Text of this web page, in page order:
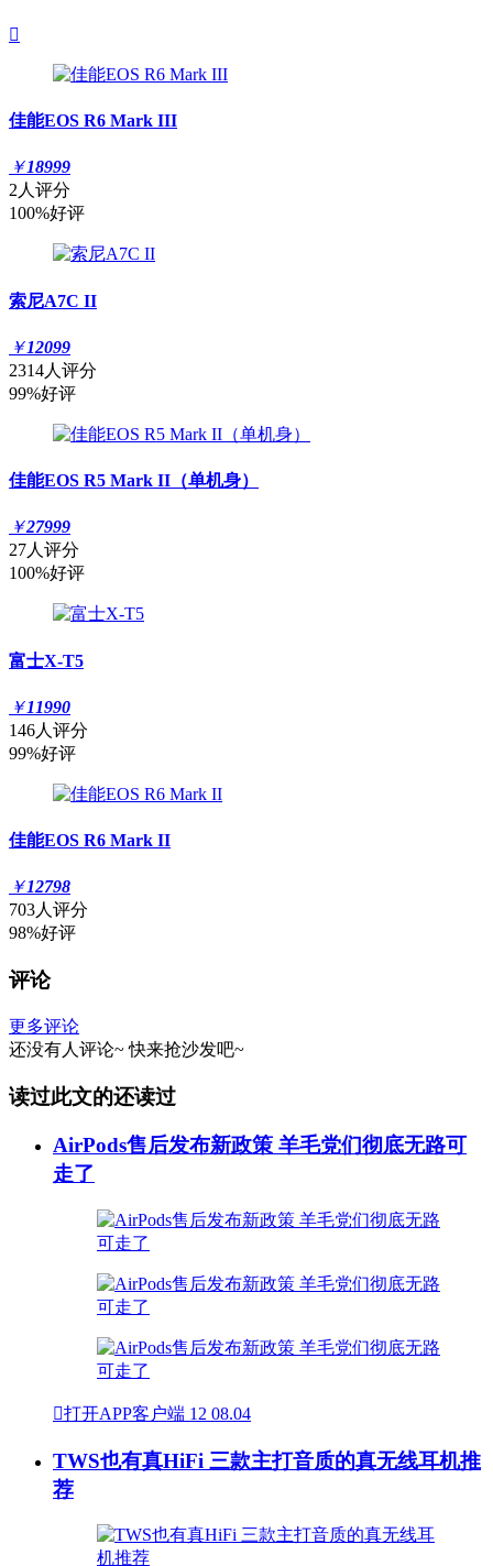

佳能EOS R6 Mark III
￥18999
2人评分
100%好评
索尼A7C II
￥12099
2314人评分
99%好评
佳能EOS R5 Mark II（单机身）
￥27999
27人评分
100%好评
富士X-T5
￥11990
146人评分
99%好评
佳能EOS R6 Mark II
￥12798
703人评分
98%好评
评论
更多评论
还没有人评论~ 快来抢沙发吧~
读过此文的还读过
AirPods售后发布新政策 羊毛党们彻底无路可
走了
打开APP客户端 12 08.04
TWS也有真HiFi 三款主打音质的真无线耳机推
荐